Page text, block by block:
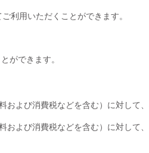
利用いただくことができます。
ができます。
および消費税などを含む）に対して
および消費税などを含む）に対して